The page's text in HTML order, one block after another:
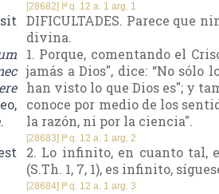
.
[28682] Iª q. 12 a. 1 arg. 1
DIFICULTADES. Parece que
divina.
1. Porque, comentando el
jamás a Dios", dice: “No
han visto lo que Dios es"; y
conoce por medio de los
la razón, ni por la ciencia".
[28683] Iª q. 12 a. 1 arg. 2
2. Lo infinito, en cuanto tal,
(S.Th. 1, 7, 1), es infinito,
[28684] Iª q. 12 a. 1 arg. 3